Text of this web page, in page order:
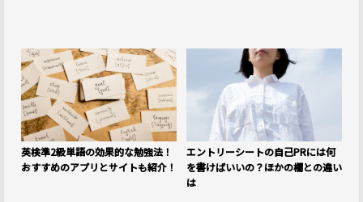
英検準2級単語の効果的な勉強法！
おすすめのアプリとサイトも紹介！
エントリーシートの自己PRには何
を書けばいいの？ほかの欄との違い
は